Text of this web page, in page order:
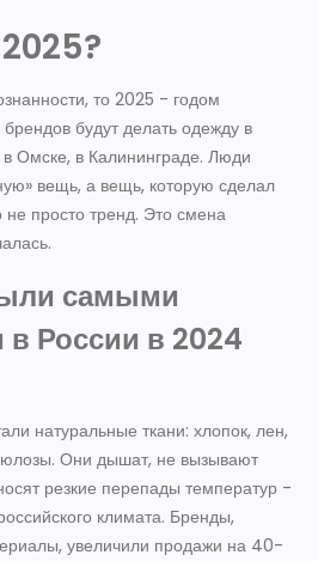
то 2025 - годом
будут делать одежду в
Омске, в Калининграде. Люди
вещь, а вещь, которую сделал
не просто тренд. Это смена
самыми
России в 2024
натуральные ткани: хлопок, лен,
Они дышат, не вызывают
резкие перепады температур -
климата. Бренды,
увеличили продажи на 40-